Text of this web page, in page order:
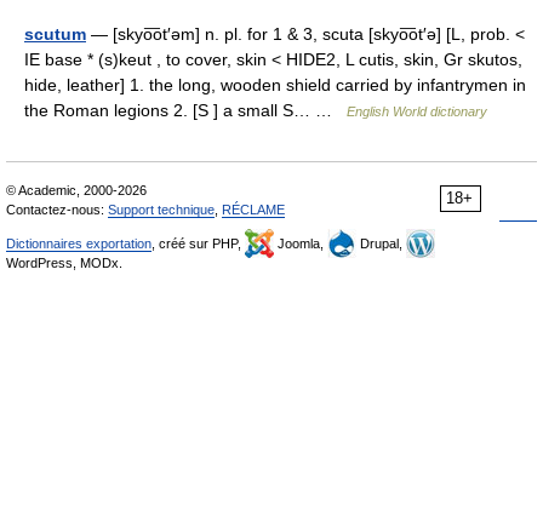
scutum — [skyo͞ot′əm] n. pl. for 1 & 3, scuta [skyo͞ot′ə] [L, prob. <
IE base * (s)keut , to cover, skin < HIDE2, L cutis, skin, Gr skutos,
hide, leather] 1. the long, wooden shield carried by infantrymen in
the Roman legions 2. [S ] a small S… …
English World dictionary
18+
© Academic, 2000-2026
Contactez-nous: Support technique RÉCLAME
Dictionnaires exportation , créé sur PHP, Joomla,
Drupal,
WordPress, MODx.